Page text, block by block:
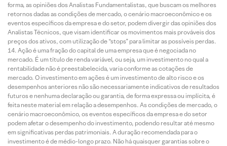
forma, as opiniões dos Analistas Fundamentalistas, que buscam os melhores
retornos dadas as condições de mercado, o cenário macroeconômico e os
eventos específicos da empresa e do setor, podem divergir das opiniões dos
Analistas Técnicos, que visam identificar os movimentos mais prováveis dos
preços dos ativos, com utilização de “stops” para limitar as possíveis perdas.
Ação é uma fração do capital de uma empresa que é negociada no
mercado. É um título de renda variável, ou seja, um investimento no qual a
rentabilidade não é preestabelecida, varia conforme as cotações de
mercado. O investimento em ações é um investimento de alto risco e os
desempenhos anteriores não são necessariamente indicativos de resultados
futuros e nenhuma declaração ou garantia, de forma expressa ou implícita, é
feita neste material em relação a desempenhos. As condições de mercado, o
cenário macroeconômico, os eventos específicos da empresa e do setor
podem afetar o desempenho do investimento, podendo resultar até mesmo
em significativas perdas patrimoniais. A duração recomendada para o
investimento é de médio-longo prazo. Não há quaisquer garantias sobre o